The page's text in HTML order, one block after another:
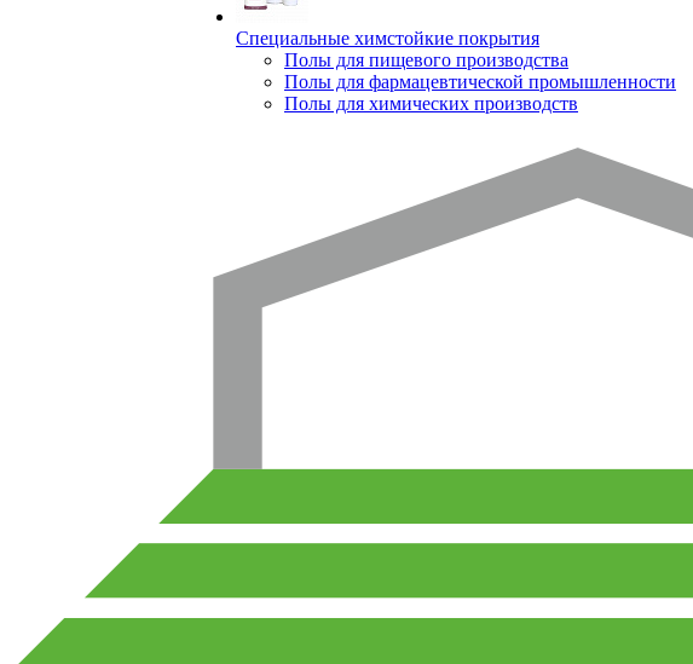
Специальные химстойкие покрытия
Полы для пищевого производства
Полы для фармацевтической промышленности
Полы для химических производств